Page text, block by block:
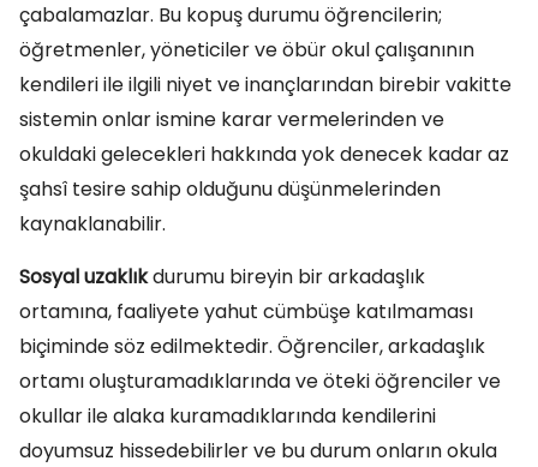
çabalamazlar. Bu kopuş durumu öğrencilerin;
öğretmenler, yöneticiler ve öbür okul çalışanının
kendileri ile ilgili niyet ve inançlarından birebir vakitte
sistemin onlar ismine karar vermelerinden ve
okuldaki gelecekleri hakkında yok denecek kadar az
şahsî tesire sahip olduğunu düşünmelerinden
kaynaklanabilir.
Sosyal uzaklıkdurumu bireyin bir arkadaşlık
ortamına, faaliyete yahut cümbüşe katılmaması
biçiminde söz edilmektedir. Öğrenciler, arkadaşlık
ortamı oluşturamadıklarında ve öteki öğrenciler ve
okullar ile alaka kuramadıklarında kendilerini
doyumsuz hissedebilirler ve bu durum onların okula